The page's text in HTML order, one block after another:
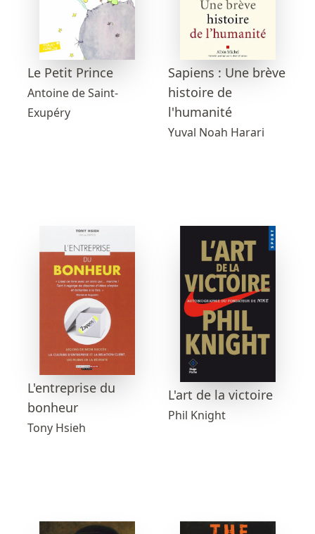
Le Petit Prince
Antoine de Saint-
Exupéry
Sapiens : Une brève
histoire de
l'humanité
Yuval Noah Harari
L'entreprise du
bonheur
Tony Hsieh
L'art de la victoire
Phil Knight